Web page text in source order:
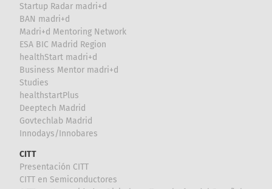
Startup Radar madri+d
BAN madri+d
Madri+d Mentoring Network
ESA BIC Madrid Region
healthStart madri+d
Business Mentor madri+d
Studies
healthstartPlus
Deeptech Madrid
Govtechlab Madrid
Innodays/Innobares
CITT
Presentación CITT
CITT en Semiconductores